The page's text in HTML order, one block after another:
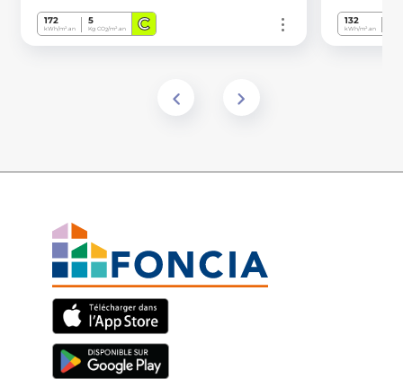
172
kWh/m².an
5
Kg CO2/m².an C 132
kWh/m².an